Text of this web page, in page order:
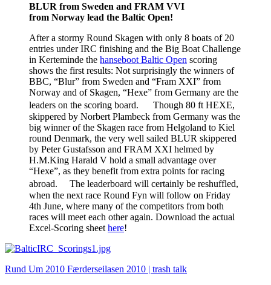
BLUR from Sweden and FRAM VVI
from Norway lead the Baltic Open!
After a stormy Round Skagen with only 8 boats of 20
entries under IRC finishing and the Big Boat Challenge
in Kerteminde the hanseboot Baltic Open scoring
shows the first results: Not surprisingly the winners of
BBC, “Blur” from Sweden and “Fram XXI” from
Norway and of Skagen, “Hexe” from Germany are the
leaders on the scoring board. Though 80 ft HEXE,
skippered by Norbert Plambeck from Germany was the
big winner of the Skagen race from Helgoland to Kiel
round Denmark, the very well sailed BLUR skippered
by Peter Gustafsson and FRAM XXI helmed by
H.M.King Harald V hold a small advantage over
“Hexe”, as they benefit from extra points for racing
abroad. The leaderboard will certainly be reshuffled,
when the next race Round Fyn will follow on Friday
4th June, where many of the competitors from both
races will meet each other again. Download the actual
Excel-Scoring sheet here!
Rund Um 2010 Færderseilasen 2010 | trash talk